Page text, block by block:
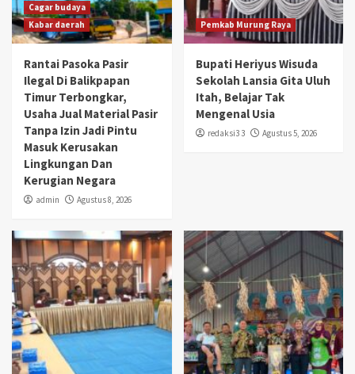
Cagar budaya
Kabar daerah
Rantai Pasoka Pasir
Ilegal Di Balikpapan
Timur Terbongkar,
Usaha Jual Material Pasir
Tanpa Izin Jadi Pintu
Masuk Kerusakan
Lingkungan Dan
Kerugian Negara
admin Agustus 8, 2026
Pemkab Murung Raya
Bupati Heriyus Wisuda
Sekolah Lansia Gita Uluh
Itah, Belajar Tak
Mengenal Usia
redaksi3 3 Agustus 5, 2026